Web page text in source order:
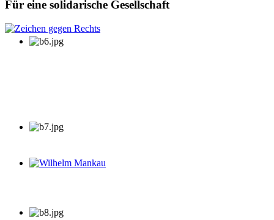
Christian Schüppel
Für eine solidarische Gesellschaft